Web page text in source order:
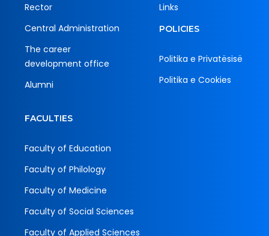
Rector
Central Administration
The career
development office
Alumni
Links
POLICIES
Politika e Privatësisë
Politika e Cookies
FACULTIES
Faculty of Education
Faculty of Philology
Faculty of Medicine
Faculty of Social Sciences
Faculty of Applied Sciences